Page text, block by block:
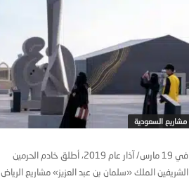
مشاريع السعودية
في 19 مارس/ آذار عام 2019، أطلق خادم الحرمين
الشريفين الملك «سلمان بن عبد العزيز» مشاريع الرياض